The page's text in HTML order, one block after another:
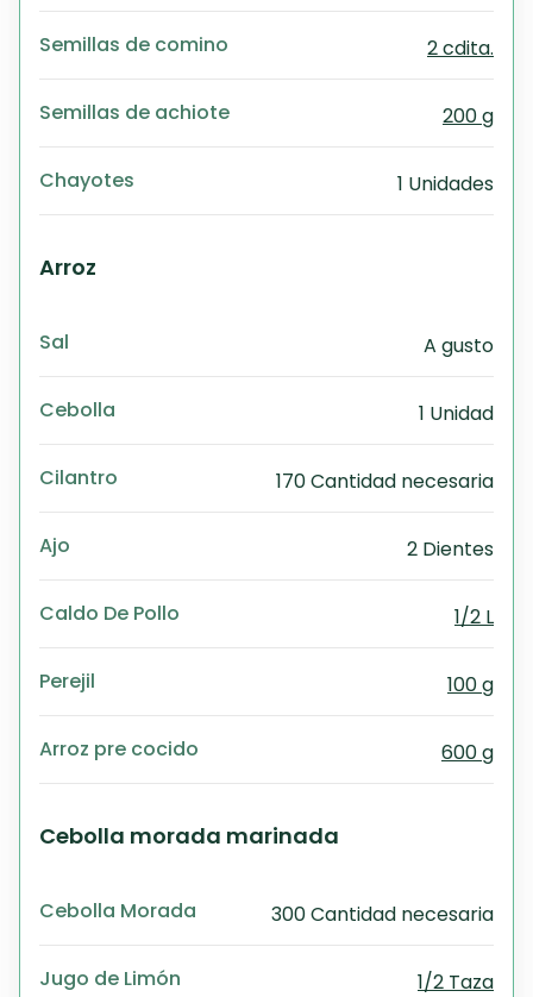
Semillas de comino 2 cdita.
Semillas de achiote 200 g
Chayotes 1 Unidades
Arroz
Sal A gusto
Cebolla 1 Unidad
Cilantro 170 Cantidad necesaria
Ajo 2 Dientes
Caldo De Pollo 1/2 L
Perejil 100 g
Arroz pre cocido 600 g
Cebolla morada marinada
Cebolla Morada 300 Cantidad necesaria
Jugo de Limón 1/2 Taza